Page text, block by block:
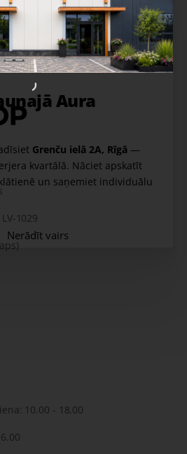
Aura
Grenču ielā 2A, Rīgā —
kvartālā. Nāciet apskatīt
un saņemiet individuālu
Nerādīt vairs
1029
10.00 - 18.00